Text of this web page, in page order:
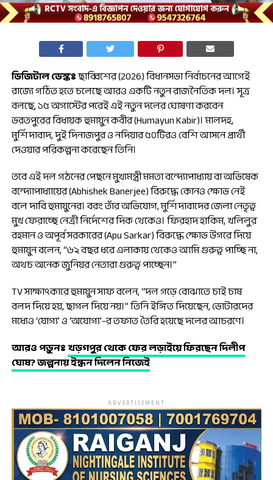
ডিজিটাল ডেস্কঃছাব্বিশের (2026) বিধানসভা নির্বাচনের আগেই
রাজ্যে গঠিত হতে চলেছে আরও একটি নতুন রাজনৈতিক দল। সূত্র
বলছে, ১৫ অগাস্টের পরেই এই নতুন দলের ঘোষণা করবেন
ভরতপুরের বিধায়ক হুমায়ুন কবীর (Humayun Kabir)। মালদহ,
মুর্শিদাবাদ, দুই দিনাজপুর ও নদিয়ার ৫০টিরও বেশি আসনে প্রার্থী
দেওয়ার পরিকল্পনা করেছেন তিনি।
তবে এই দল গঠনের পেছনে মুখ্যমন্ত্রী মমতা বন্দ্যোপাধ্যায় বা অভিষেক
বন্দ্যোপাধ্যায়ের (Abhishek Banerjee) বিরুদ্ধে কোনও ক্ষোভ নেই
বলে দাবি হুমায়ুনের। বরং তাঁর অভিযোগ, মুর্শিদাবাদের জেলা নেতৃত্ব
মুখ ফেরাচ্ছে নেত্রী নির্দেশের দিক থেকেও। ফিরহাদ হাকিম, খলিলুর
রহমান ও অপূর্ব সরকারের (Apu Sarkar) বিরুদ্ধে ক্ষোভ উগরে দিয়ে
হুমায়ুন বলেন, “৬২ বছর ধরে এলাকায় থেকেও আমি গুরুত্ব পাচ্ছি না,
অথচ অনেক জুনিয়র নেতারা গুরুত্ব পাচ্ছেন।”
TV সাক্ষাৎকারে হুমায়ুন সাফ বলেন, “দল গড়ে বোঝাতে চাই চাষ
বলদ দিয়ে হয়, ছাগল দিয়ে নয়।” তিনি ইঙ্গিত দিয়েছেন, ভোটারদের
মধ্যেও ‘যোগ্য’ ও ‘অযোগ্য’-র তফাত তৈরি হয়েছে দলের আচরণে।
আরও পড়ুনঃখড়গপুর থেকে ফের লড়াইয়ে ফিরছেন দিলীপ
ঘোষ? জল্পনায় ইন্ধন দিলেন নিজেই
ADVERTISEMENT